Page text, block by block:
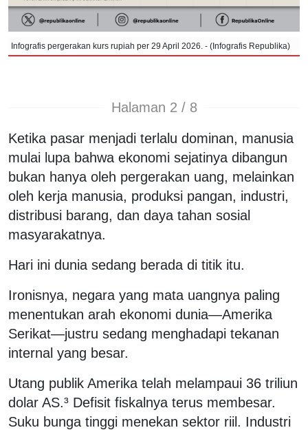
Infografis pergerakan kurs rupiah per 29 April 2026. - (Infografis Republika)
Halaman 2 / 8
Ketika pasar menjadi terlalu dominan, manusia
mulai lupa bahwa ekonomi sejatinya dibangun
bukan hanya oleh pergerakan uang, melainkan
oleh kerja manusia, produksi pangan, industri,
distribusi barang, dan daya tahan sosial
masyarakatnya.
Hari ini dunia sedang berada di titik itu.
Ironisnya, negara yang mata uangnya paling
menentukan arah ekonomi dunia—Amerika
Serikat—justru sedang menghadapi tekanan
internal yang besar.
Utang publik Amerika telah melampaui 36 triliun
dolar AS.³ Defisit fiskalnya terus membesar.
Suku bunga tinggi menekan sektor riil. Industri